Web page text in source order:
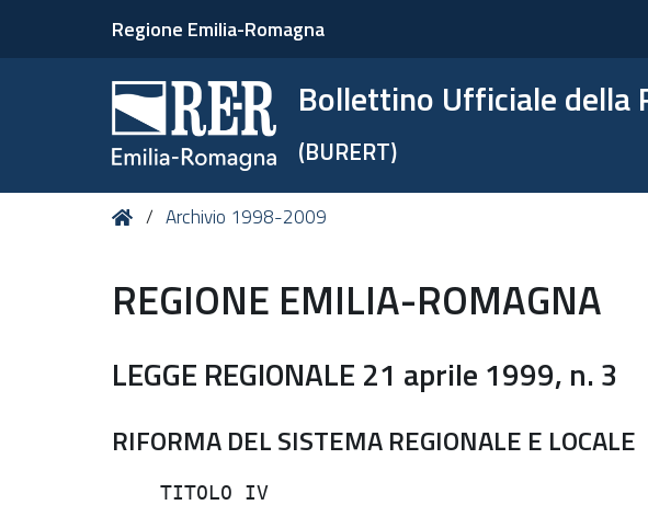
Regione Emilia-Romagna
Bollettino Ufficiale della
(BURERT)
Tu HomeArchivio 1998-2009
REGIONE EMILIA-ROMAGNA
LEGGE REGIONALE 21 aprile 1999, n. 3
RIFORMA DEL SISTEMA REGIONALE E LOCALE